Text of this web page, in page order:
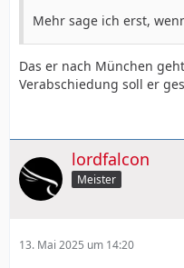
Mehr sage ich erst,
Das er nach München
Verabschiedung soll er
lordfalcon
Meister
13. Mai 2025 um 14:20